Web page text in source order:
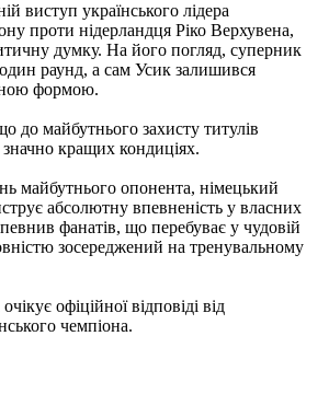
виступ українського лідера
проти нідерландця Ріко Верхувена,
думку. На його погляд, суперник
раунд, а сам Усик залишився
формою.
до майбутнього захисту титулів
кращих кондиціях.
майбутнього опонента, німецький
абсолютну впевненість у власних
фанатів, що перебуває у чудовій
зосереджений на тренувальному
офіційної відповіді від
чемпіона.